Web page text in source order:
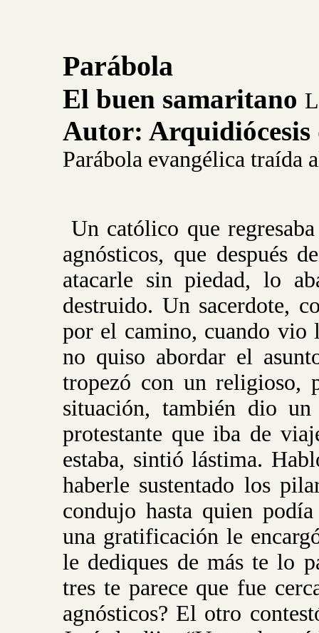
Parábola
El buen samaritano
Autor:
Parábola evangélica traída
Un católico que
agnósticos, que después
atacarle sin piedad, lo
destruido. Un sacerdote,
por el camino, cuando vio
no quiso abordar el
tropezó con un religioso,
situación, también dio
protestante que iba de
estaba, sintió lástima.
haberle sustentado los
condujo hasta quien
una gratificación le
le dediques de más te lo
tres te parece que fue
agnósticos? El otro